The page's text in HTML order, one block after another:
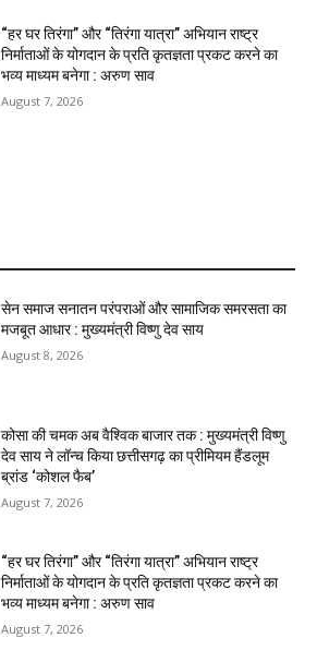
“हर घर तिरंगा” और “तिरंगा यात्रा” अभियान राष्ट्र
निर्माताओं के योगदान के प्रति कृतज्ञता प्रकट करने का
भव्य माध्यम बनेगा : अरुण साव
August 7, 2026
सेन समाज सनातन परंपराओं और सामाजिक समरसता का
मजबूत आधार : मुख्यमंत्री विष्णु देव साय
August 8, 2026
कोसा की चमक अब वैश्विक बाजार तक : मुख्यमंत्री विष्णु
देव साय ने लॉन्च किया छत्तीसगढ़ का प्रीमियम हैंडलूम
ब्रांड ‘कोशल फैब’
August 7, 2026
“हर घर तिरंगा” और “तिरंगा यात्रा” अभियान राष्ट्र
निर्माताओं के योगदान के प्रति कृतज्ञता प्रकट करने का
भव्य माध्यम बनेगा : अरुण साव
August 7, 2026